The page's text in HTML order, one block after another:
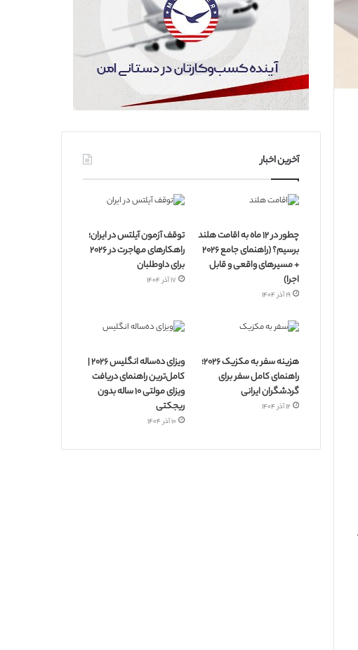
آخرین اخبار
چطور در ۱۲ ماه به اقامت هلند
برسیم؟ (راهنمای جامع ۲۰۲۶
+ مسیرهای واقعی و قابل
اجرا)
۱۹ آذر ۱۴۰۴
توقف آزمون آیلتس در ایران؛
راهکارهای مهاجرت در ۲۰۲۶
برای داوطلبان
۱۷ آذر ۱۴۰۴
هزینه سفر به مکزیک ۲۰۲۶؛
راهنمای کامل سفر برای
گردشگران ایرانی
۱۲ آذر ۱۴۰۴
ویزای ده‌ساله انگلیس ۲۰۲۶ |
کامل‌ترین راهنمای دریافت
ویزای مولتی ۱۰ ساله بدون
ریجکتی
۱۰ آذر ۱۴۰۴